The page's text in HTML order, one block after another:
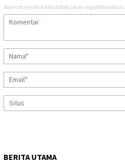
Alamat email Anda tidak akan dipublikasikan.
BERITA UTAMA